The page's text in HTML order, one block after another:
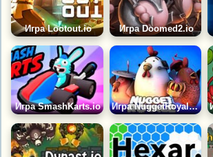
Игра Lootout.io Игра Doomed2.io
Игра SmashKarts.io Игра NuggetRoyale.io